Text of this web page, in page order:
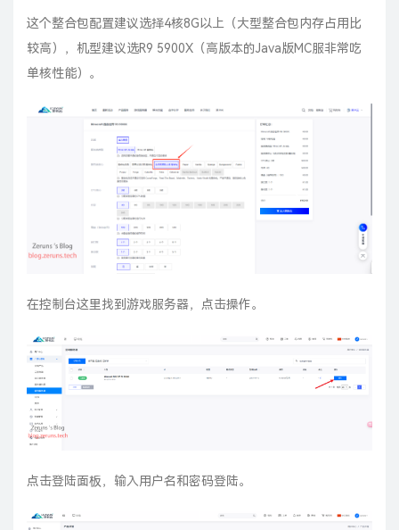
这个整合包配置建议选择4核8G以上（大型整合包内存占用比
较高），机型建议选R9 5900X（高版本的Java版MC服非常吃
单核性能）。
在控制台这里找到游戏服务器，点击操作。
点击登陆面板，输入用户名和密码登陆。